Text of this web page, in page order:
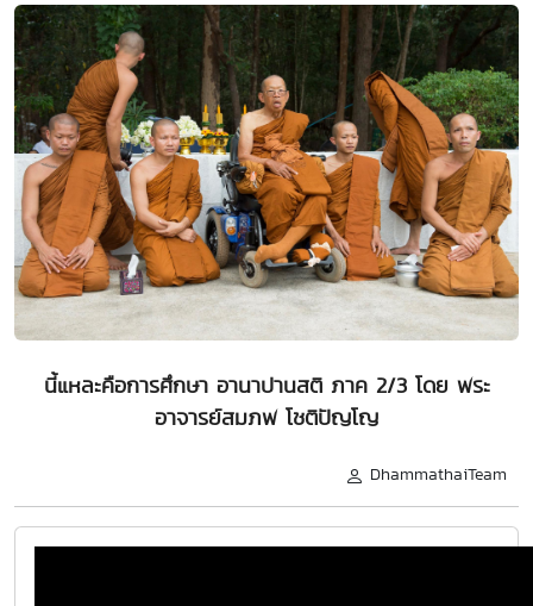
นี้แหละคือการศึกษา อานาปานสติ ภาค 2/3 โดย พระ
อาจารย์สมภพ โชติปัญโญ
DhammathaiTeam